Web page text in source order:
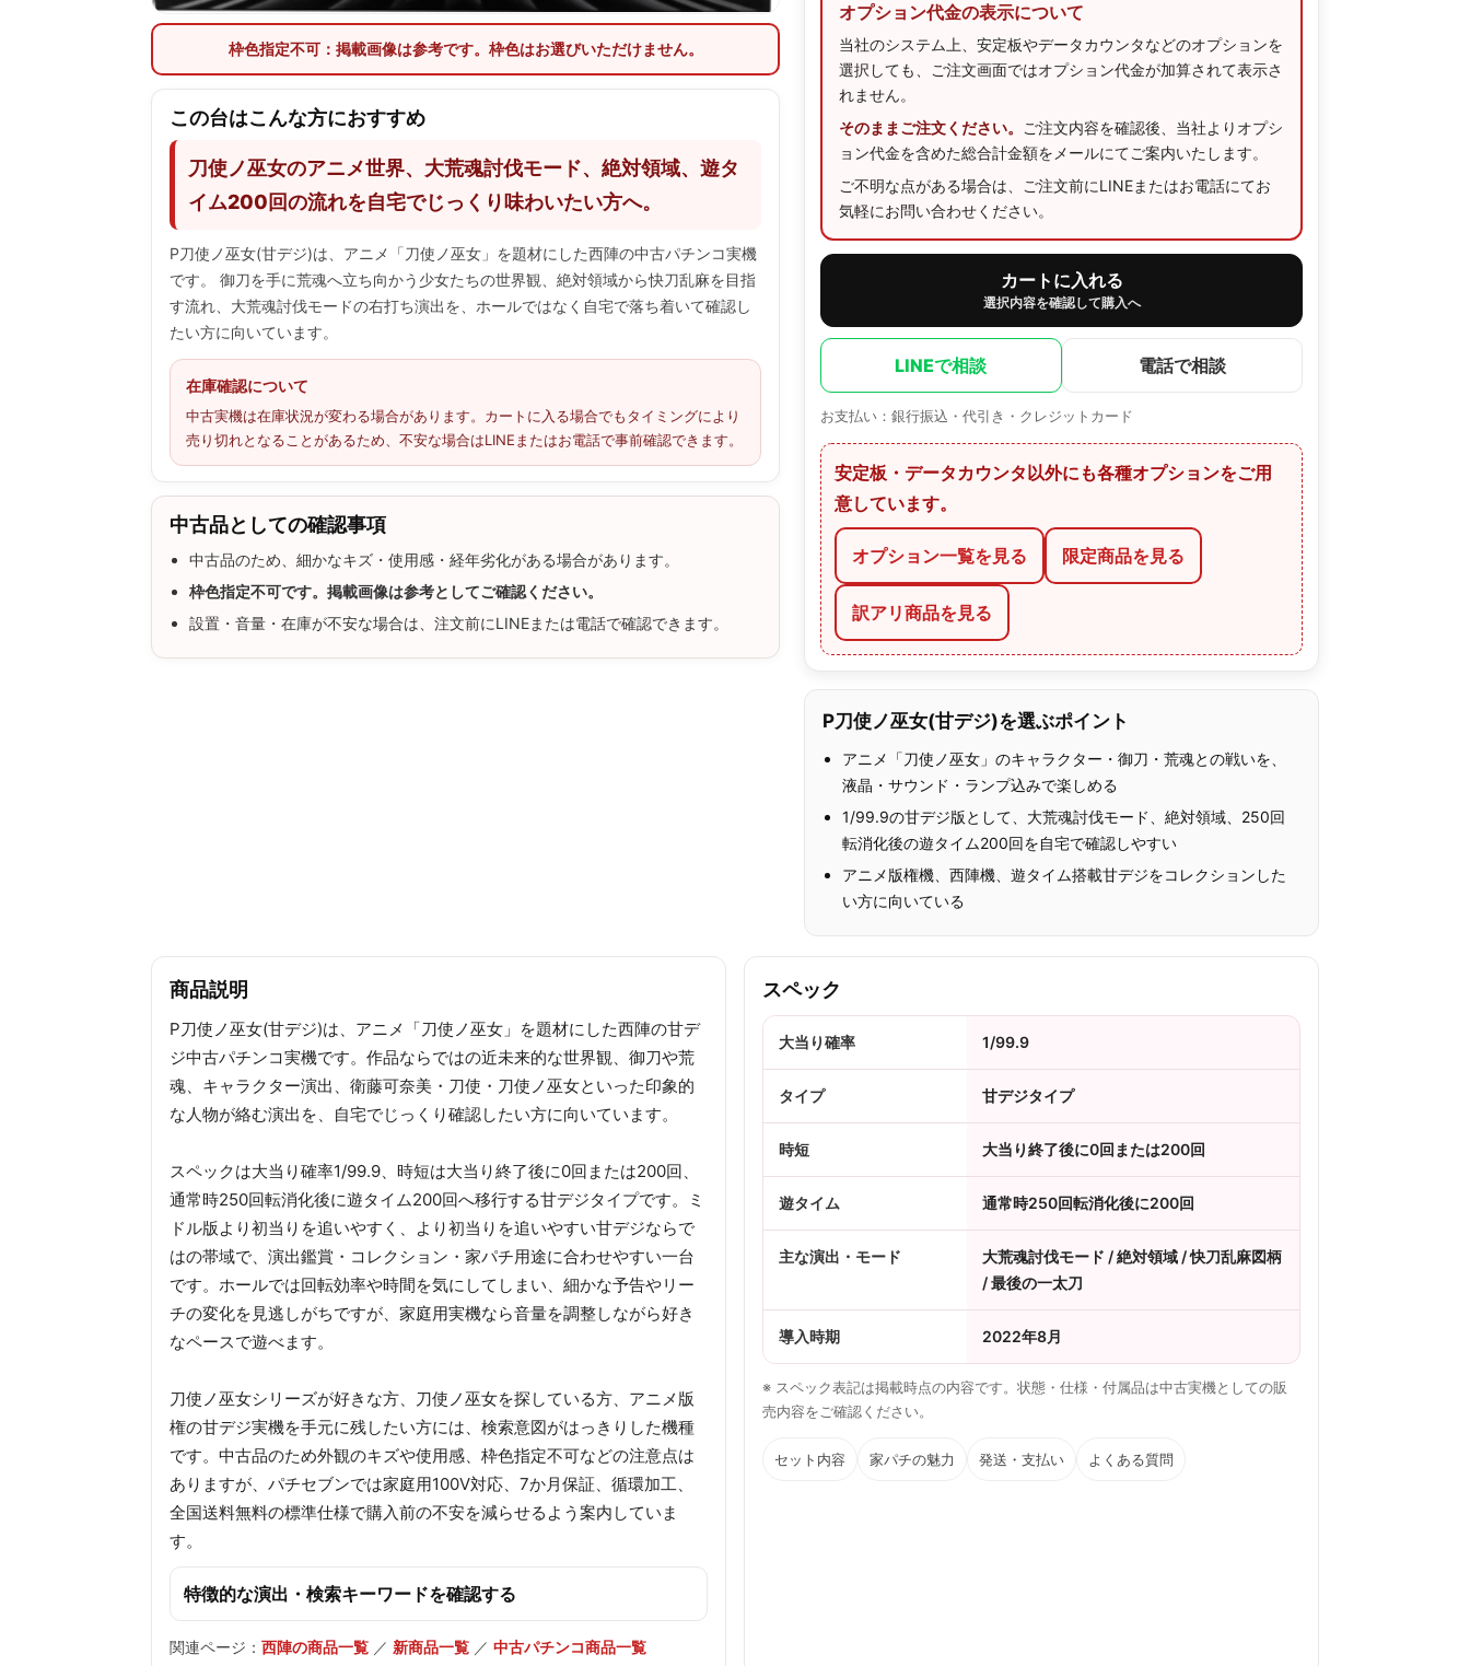
枠色指定不可：掲載画像は参考です。枠色はお選びいただけません。
この台はこんな方におすすめ
刀使ノ巫女のアニメ世界、大荒魂討伐モード、絶対領域、遊タ
イム200回の流れを自宅でじっくり味わいたい方へ。
P刀使ノ巫女(甘デジ)は、アニメ「刀使ノ巫女」を題材にした西陣の中古パチンコ実機
です。 御刀を手に荒魂へ立ち向かう少女たちの世界観、絶対領域から快刀乱麻を目指
す流れ、大荒魂討伐モードの右打ち演出を、ホールではなく自宅で落ち着いて確認し
たい方に向いています。
在庫確認について
中古実機は在庫状況が変わる場合があります。カートに入る場合でもタイミングにより
売り切れとなることがあるため、不安な場合はLINEまたはお電話で事前確認できます。
中古品としての確認事項
中古品のため、細かなキズ・使用感・経年劣化がある場合があります。
枠色指定不可です。掲載画像は参考としてご確認ください。
設置・音量・在庫が不安な場合は、注文前にLINEまたは電話で確認できます。
オプション代金の表示について
当社のシステム上、安定板やデータカウンタなどのオプションを
選択しても、ご注文画面ではオプション代金が加算されて表示さ
れません。
そのままご注文ください。
ご注文内容を確認後、当社よりオプシ
ョン代金を含めた総合計金額をメールにてご案内いたします。
ご不明な点がある場合は、ご注文前にLINEまたはお電話にてお
気軽にお問い合わせください。
カートに入れる
選択内容を確認して購入へ
LINEで相談 電話で相談
お支払い：銀行振込・代引き・クレジットカード
安定板・データカウンタ以外にも各種オプションをご用
意しています。
オプション一覧を見る 限定商品を見る
訳アリ商品を見る
P刀使ノ巫女(甘デジ)を選ぶポイント
アニメ「刀使ノ巫女」のキャラクター・御刀・荒魂との戦いを、
液晶・サウンド・ランプ込みで楽しめる
1/99.9の甘デジ版として、大荒魂討伐モード、絶対領域、250回
転消化後の遊タイム200回を自宅で確認しやすい
アニメ版権機、西陣機、遊タイム搭載甘デジをコレクションした
い方に向いている
商品説明
P刀使ノ巫女(甘デジ)は、アニメ「刀使ノ巫女」を題材にした西陣の甘デ
ジ中古パチンコ実機です。作品ならではの近未来的な世界観、御刀や荒
魂、キャラクター演出、衛藤可奈美・刀使・刀使ノ巫女といった印象的
な人物が絡む演出を、自宅でじっくり確認したい方に向いています。
スペックは大当り確率1/99.9、時短は大当り終了後に0回または200回、
通常時250回転消化後に遊タイム200回へ移行する甘デジタイプです。ミ
ドル版より初当りを追いやすく、より初当りを追いやすい甘デジならで
はの帯域で、演出鑑賞・コレクション・家パチ用途に合わせやすい一台
です。ホールでは回転効率や時間を気にしてしまい、細かな予告やリー
チの変化を見逃しがちですが、家庭用実機なら音量を調整しながら好き
なペースで遊べます。
刀使ノ巫女シリーズが好きな方、刀使ノ巫女を探している方、アニメ版
権の甘デジ実機を手元に残したい方には、検索意図がはっきりした機種
です。中古品のため外観のキズや使用感、枠色指定不可などの注意点は
ありますが、パチセブンでは家庭用100V対応、7か月保証、循環加工、
全国送料無料の標準仕様で購入前の不安を減らせるよう案内していま
す。
特徴的な演出・検索キーワードを確認する
関連ページ： 西陣の商品一覧 ／ 新商品一覧 ／ 中古パチンコ商品一覧
スペック
大当り確率 1/99.9
タイプ 甘デジタイプ
時短 大当り終了後に0回または200回
遊タイム 通常時250回転消化後に200回
主な演出・モード
大荒魂討伐モード / 絶対領域 / 快刀乱麻図柄
/ 最後の一太刀
導入時期 2022年8月
※ スペック表記は掲載時点の内容です。状態・仕様・付属品は中古実機としての販
売内容をご確認ください。
セット内容 家パチの魅力 発送・支払い よくある質問